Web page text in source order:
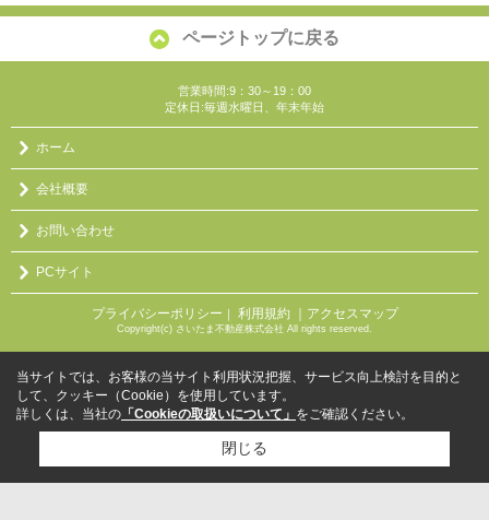
ページトップに戻る
営業時間:9：30～19：00
定休日:毎週水曜日、年末年始
ホーム
会社概要
お問い合わせ
PCサイト
プライバシーポリシー ｜ 利用規約 ｜アクセスマップ
Copyright(c) さいたま不動産株式会社 All rights reserved.
当サイトでは、お客様の当サイト利用状況把握、サービス向上検討を目的と
して、クッキー（Cookie）を使用しています。
詳しくは、当社の 「Cookieの取扱いについて」 をご確認ください。
閉じる